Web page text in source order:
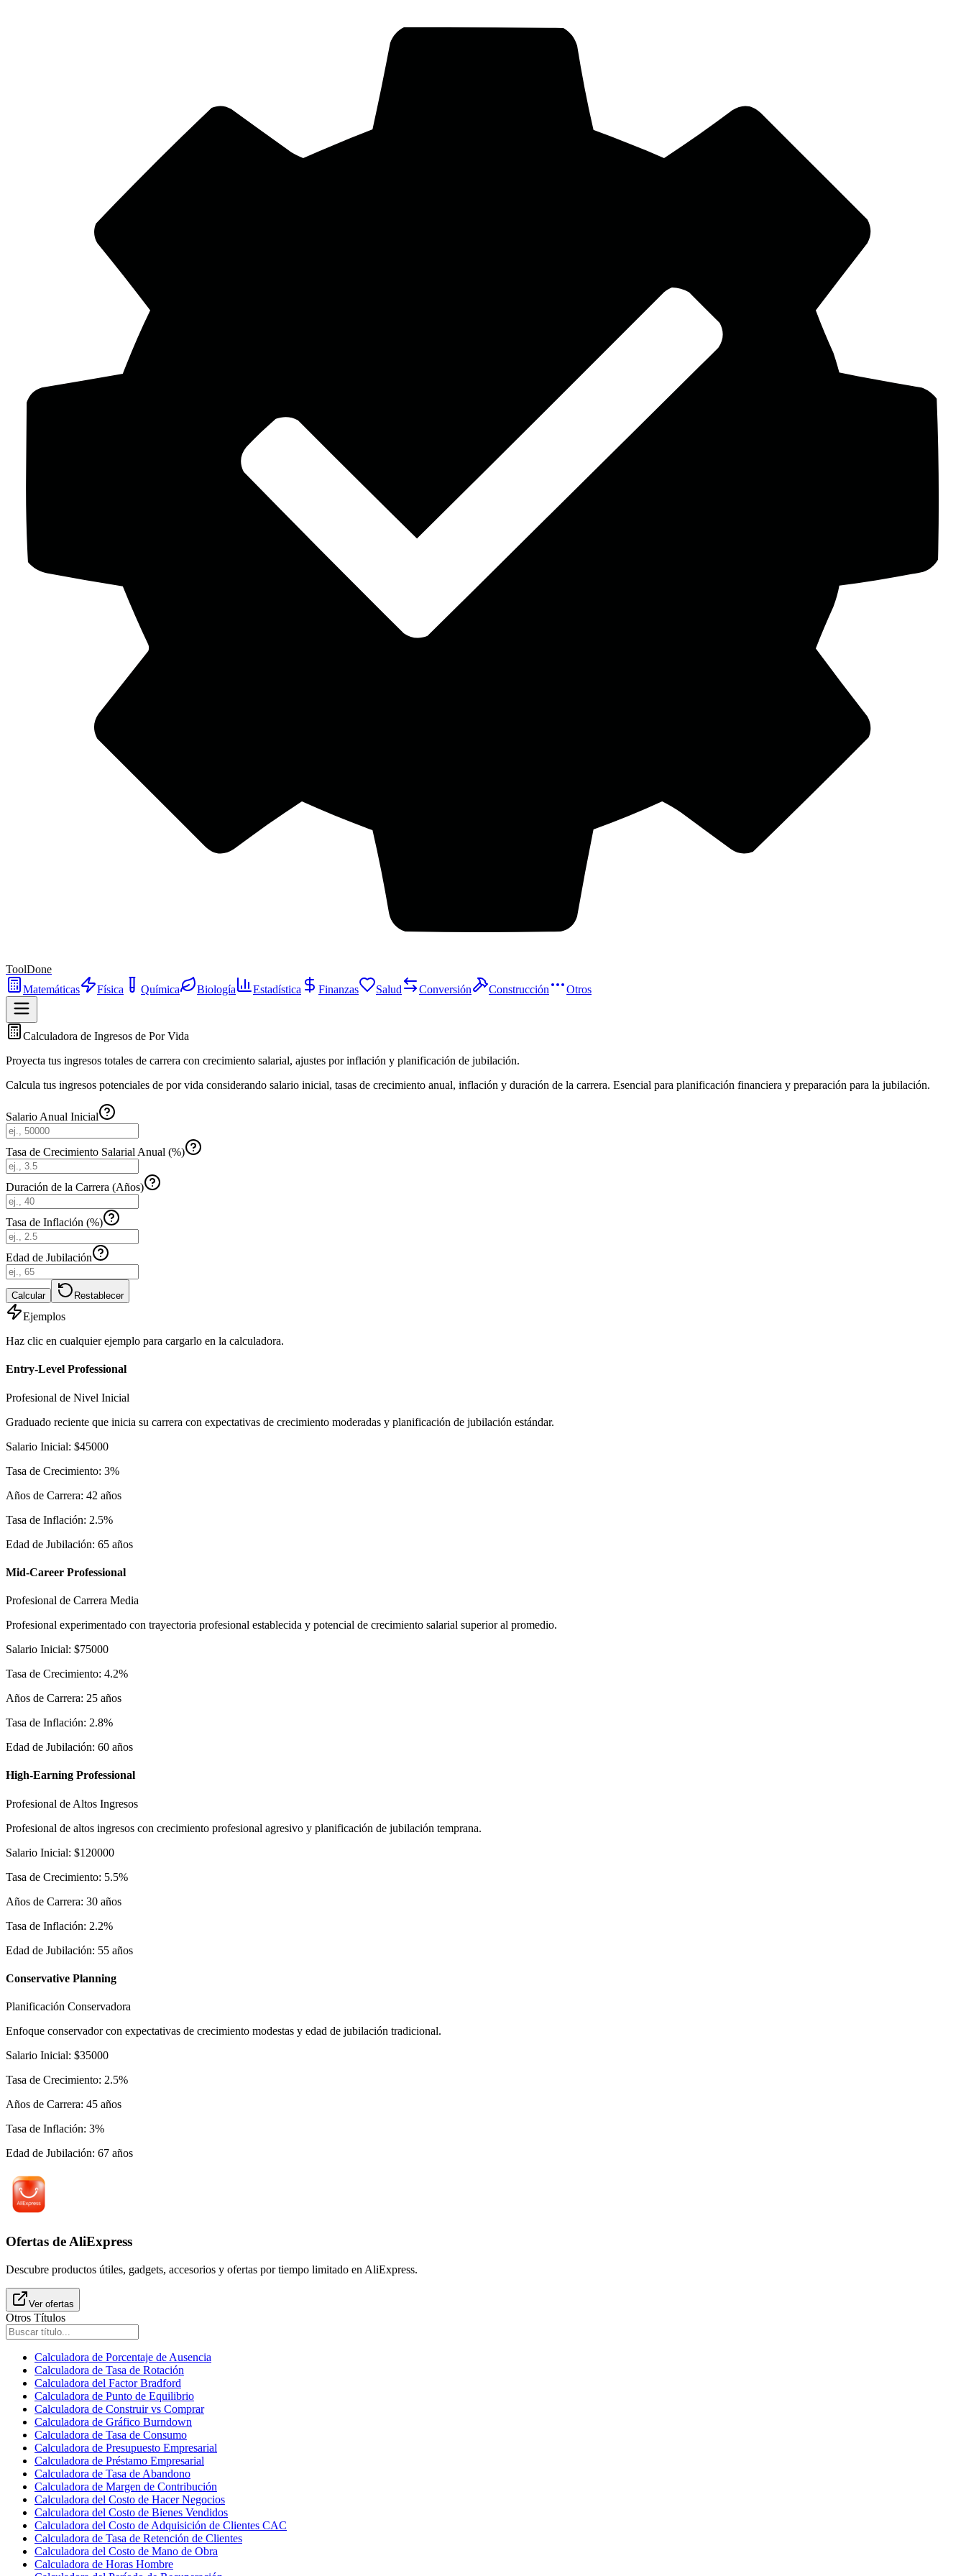
ToolDone
Matemáticas
Física Química Biología Estadística Finanzas Salud Conversión Construcción Otros
Calculadora de Ingresos de Por Vida
Proyecta tus ingresos totales de carrera con crecimiento salarial, ajustes por inflación y planificación de jubilación.
Calcula tus ingresos potenciales de por vida considerando salario inicial, tasas de crecimiento anual, inflación y duración de la carrera. Esencial para planificación financiera y preparación para la jubilación.
Salario Anual Inicial
Tasa de Crecimiento Salarial Anual (%)
Duración de la Carrera (Años)
Tasa de Inflación (%)
Edad de Jubilación
Calcular Restablecer
Ejemplos
Haz clic en cualquier ejemplo para cargarlo en la calculadora.
Entry-Level Professional
Profesional de Nivel Inicial
Graduado reciente que inicia su carrera con expectativas de crecimiento moderadas y planificación de jubilación estándar.
Salario Inicial: $45000
Tasa de Crecimiento: 3%
Años de Carrera: 42 años
Tasa de Inflación: 2.5%
Edad de Jubilación: 65 años
Mid-Career Professional
Profesional de Carrera Media
Profesional experimentado con trayectoria profesional establecida y potencial de crecimiento salarial superior al promedio.
Salario Inicial: $75000
Tasa de Crecimiento: 4.2%
Años de Carrera: 25 años
Tasa de Inflación: 2.8%
Edad de Jubilación: 60 años
High-Earning Professional
Profesional de Altos Ingresos
Profesional de altos ingresos con crecimiento profesional agresivo y planificación de jubilación temprana.
Salario Inicial: $120000
Tasa de Crecimiento: 5.5%
Años de Carrera: 30 años
Tasa de Inflación: 2.2%
Edad de Jubilación: 55 años
Conservative Planning
Planificación Conservadora
Enfoque conservador con expectativas de crecimiento modestas y edad de jubilación tradicional.
Salario Inicial: $35000
Tasa de Crecimiento: 2.5%
Años de Carrera: 45 años
Tasa de Inflación: 3%
Edad de Jubilación: 67 años
Ofertas de AliExpress
Descubre productos útiles, gadgets, accesorios y ofertas por tiempo limitado en AliExpress.
Ver ofertas
Otros Títulos
Calculadora de Porcentaje de Ausencia
Calculadora de Tasa de Rotación
Calculadora del Factor Bradford
Calculadora de Punto de Equilibrio
Calculadora de Construir vs Comprar
Calculadora de Gráfico Burndown
Calculadora de Tasa de Consumo
Calculadora de Presupuesto Empresarial
Calculadora de Préstamo Empresarial
Calculadora de Tasa de Abandono
Calculadora de Margen de Contribución
Calculadora del Costo de Hacer Negocios
Calculadora del Costo de Bienes Vendidos
Calculadora del Costo de Adquisición de Clientes CAC
Calculadora de Tasa de Retención de Clientes
Calculadora del Costo de Mano de Obra
Calculadora de Horas Hombre